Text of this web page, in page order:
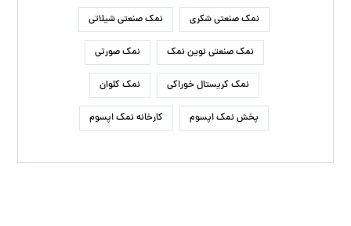
نمک صنعتی شکری نمک صنعتی شیلاتی
نمک صنعتی نوین نمک نمک صورتی
نمک کریستال خوراکی نمک کلوان
پخش نمک اپسوم کارخانه نمک اپسوم